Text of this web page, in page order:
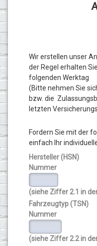
Wir erstellen unser
der Regel erhalten
folgenden Werktag
(Bitte nehmen Sie
bzw. die
letzten
Fordern Sie mit der
einfach Ihr
Hersteller (HSN)
Nummer
(siehe Ziffer 2.1 in
Fahrzeugtyp (TSN)
Nummer
(siehe Ziffer 2.2 in